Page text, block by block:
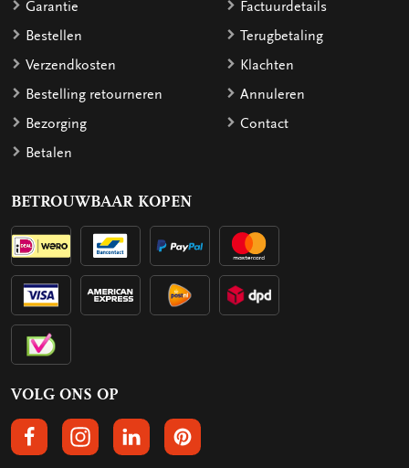
Garantie
Bestellen
Verzendkosten
Bestelling retourneren
Bezorging
Betalen
Factuurdetails
Terugbetaling
Klachten
Annuleren
Contact
BETROUWBAAR KOPEN
VOLG ONS OP
VOLGS ONS OP FACEBOOK
VOLG ONS OP INSTAGRAM
VOLG ONS OP LINKEDIN
VOLG ONS OP PINTEREST